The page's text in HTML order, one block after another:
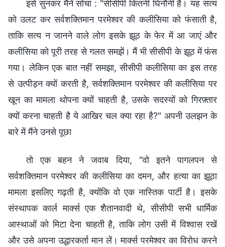
इसे सुनकर मैंने सोचा : "सीसीपी कितनी घिनौनी है। यह सत्य
को उलट कर सर्वशक्तिमान परमेश्वर की कलीसिया को फंसाती है,
ताकि सत्य न जानने वाले लोग इसके झूठ के फेर में आ जाएं और
कलीसिया को पूरी तरह से गलत समझें। मैं भी सीसीपी के झूठ में फंस
गया। लेकिन एक बात नहीं समझा, सीसीपी कलीसिया का इस तरह
से उत्पीड़न क्यों करती है, सर्वशक्तिमान परमेश्वर की कलीसिया पर
खून का मामला थोपना क्यों चाहती है, उसके सदस्यों को गिरफ़्तार
क्यों करना चाहती है ये आखिर चल क्या रहा है?" अपनी उलझन के
बारे में मैंने उनसे पूछा
तो एक बहन ने जवाब दिया, "वो इतने पागलपन से
सर्वशक्तिमान परमेश्वर की कलीसिया का दमन, और हत्या का झूठा
मामला इसलिए गढ़ती है, क्योंकि वो एक नास्तिक पार्टी है। इसके
संस्थापक कार्ल मार्क्स एक शैतानवादी थे, सीसीपी सभी धार्मिक
आस्थाओं को मिटा देना चाहती है, ताकि लोग उसी में विश्वास रखें
और उसे अपना उद्धारकर्ता मान लें। मार्क्स परमेश्वर का विरोध करने